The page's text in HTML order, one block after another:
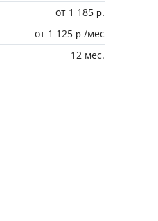
от 1 185 р.
от 1 125 р./мес
12 мес.